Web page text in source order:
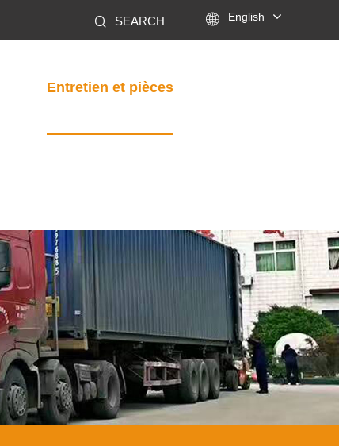
SEARCH  English
Entretien et pièces